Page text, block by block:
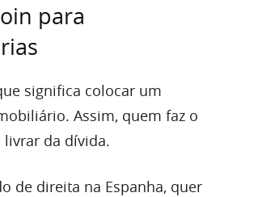
para
significa colocar um
Assim, quem faz o
livrar da dívida.
de direita na Espanha, quer